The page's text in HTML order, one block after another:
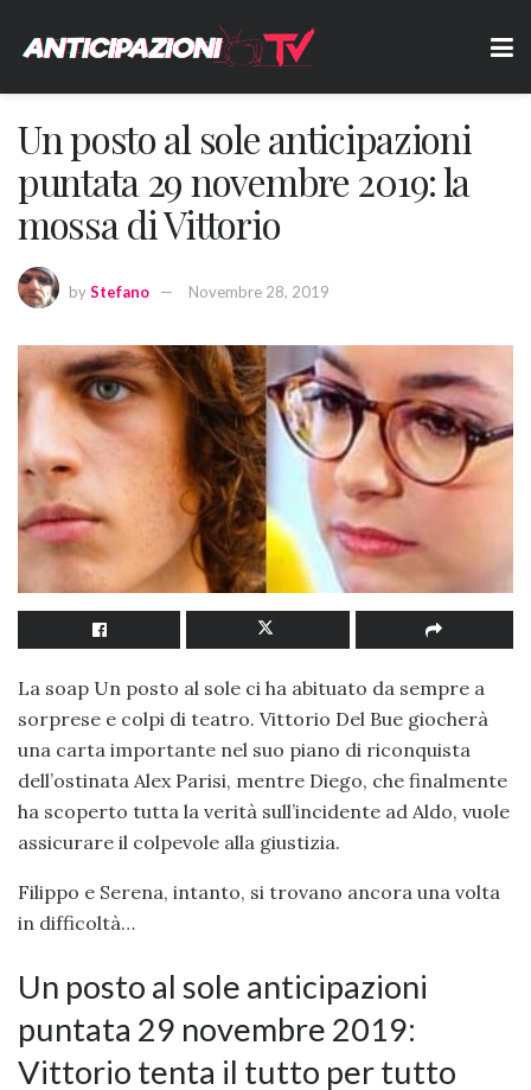
Un posto al sole anticipazioni
puntata 29 novembre 2019: la
mossa di Vittorio
byStefano Novembre 28, 2019
La soap Un posto al sole ci ha abituato da sempre a
sorprese e colpi di teatro. Vittorio Del Bue giocherà
una carta importante nel suo piano di riconquista
dell’ostinata Alex Parisi, mentre Diego, che finalmente
ha scoperto tutta la verità sull’incidente ad Aldo, vuole
assicurare il colpevole alla giustizia.
Filippo e Serena, intanto, si trovano ancora una volta
in difficoltà…
Un posto al sole anticipazioni
puntata 29 novembre 2019:
Vittorio tenta il tutto per tutto